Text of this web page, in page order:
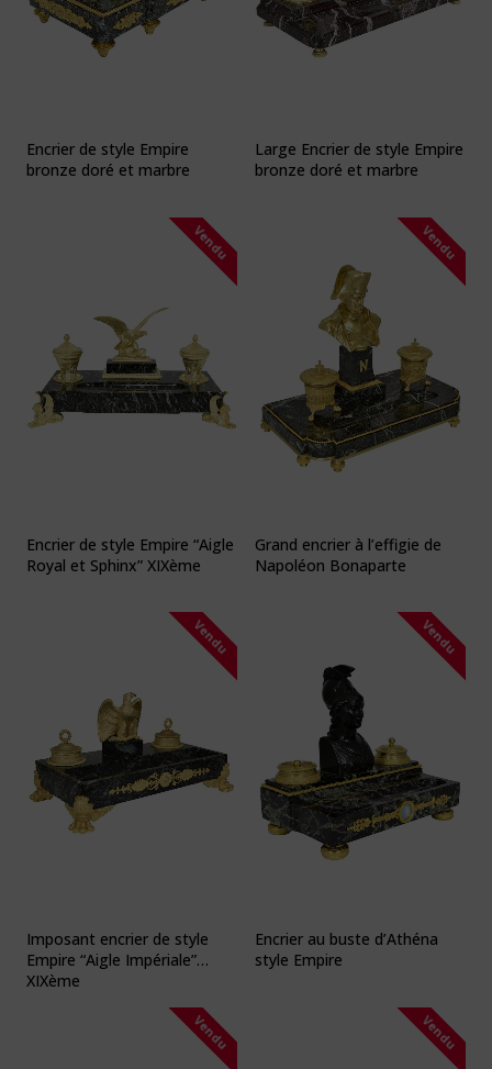
Encrier de style Empire
bronze doré et marbre
Large Encrier de style Empire
bronze doré et marbre
Vendu
Encrier de style Empire “Aigle
Royal et Sphinx” XIXème
Vendu
Grand encrier à l’effigie de
Napoléon Bonaparte
Vendu
Imposant encrier de style
Empire “Aigle Impériale”
XIXème
Vendu
Encrier au buste d’Athéna
style Empire
Vendu Vendu